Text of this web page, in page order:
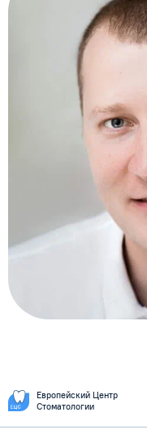
Европейский Центр
Стоматологии